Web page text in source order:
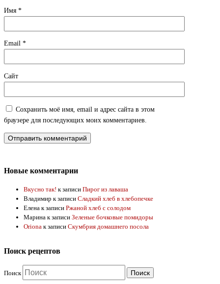
Имя *
Email *
Сайт
Сохранить моё имя, email и адрес сайта в этом
браузере для последующих моих комментариев.
Новые комментарии
Вкусно так! к записи Пирог из лаваша
Владимир к записи Сладкий хлеб в хлебопечке
Елена к записи Ржаной хлеб с солодом
Марина к записи Зеленые бочковые помидоры
Oriona к записи Скумбрия домашнего посола
Поиск рецептов
Поиск